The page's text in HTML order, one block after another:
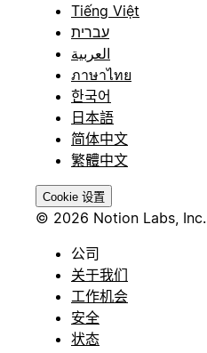
Tiếng Việt
עברית
العربية
ภาษาไทย
한국어
日本語
简体中文
繁體中文
Cookie 设置
© 2026 Notion Labs, Inc.
公司
关于我们
工作机会
安全
状态